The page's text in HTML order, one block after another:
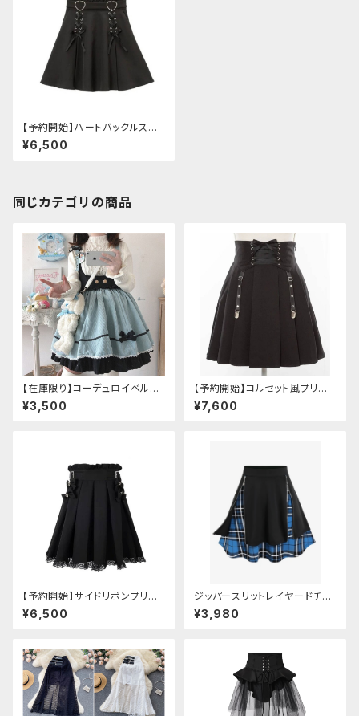
【予約開始】ハートバックルスカ
ート
¥6,500
同じカテゴリの商品
【在庫限り】コーデュロイベルト
フリルスカート
¥3,500
【予約開始】コルセット風プリー
ツスカート
¥7,600
【予約開始】サイドリボンプリー
ツレーススカート
¥6,500
ジッパースリットレイヤードチェ
ックスカート
¥3,980